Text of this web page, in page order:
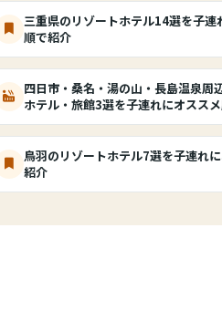
三重県のリゾートホテル14選を子連
順で紹介
四日市・桑名・湯の山・長島温泉周
ホテル・旅館3選を子連れにオスス
鳥羽のリゾートホテル7選を子連れ
紹介